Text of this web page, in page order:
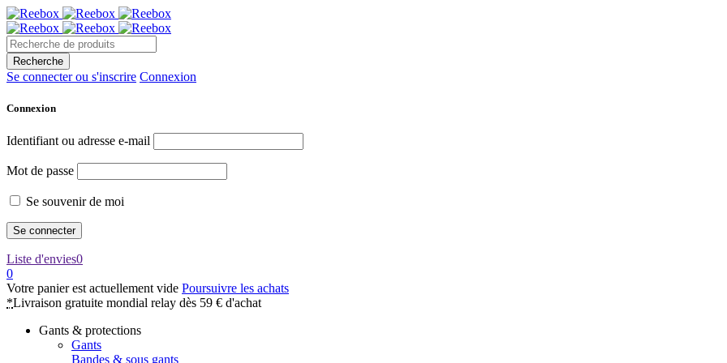
Se connecter ou s'inscrire Connexion
Connexion
Identifiant ou adresse e-mail
Mot de passe
Se souvenir de moi
Liste d'envies0
0
Votre panier est actuellement vide Poursuivre les achats
*Livraison gratuite mondial relay dès 59 € d'achat
Gants & protections
Gants
Bandes & sous gants